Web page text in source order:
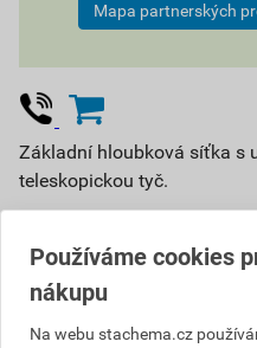
Mapa partnerských
Základní hloubková síťka s
teleskopickou tyč.
Vyberte si prodejnu
233,53 Kč
Používáme cookies
nákupu
Na webu stachema.cz